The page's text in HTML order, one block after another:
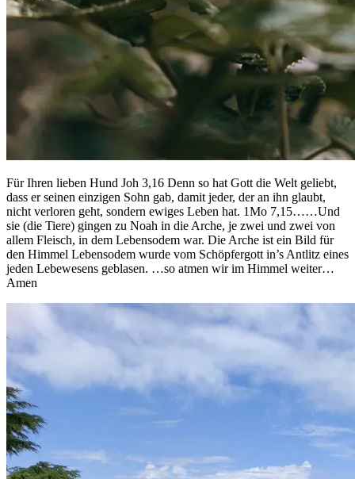
Für Ihren lieben Hund Joh 3,16 Denn so hat Gott die Welt geliebt,
dass er seinen einzigen Sohn gab, damit jeder, der an ihn glaubt,
nicht verloren geht, sondern ewiges Leben hat. 1Mo 7,15……Und
sie (die Tiere) gingen zu Noah in die Arche, je zwei und zwei von
allem Fleisch, in dem Lebensodem war. Die Arche ist ein Bild für
den Himmel Lebensodem wurde vom Schöpfergott in’s Antlitz eines
jeden Lebewesens geblasen. …so atmen wir im Himmel weiter…
Amen